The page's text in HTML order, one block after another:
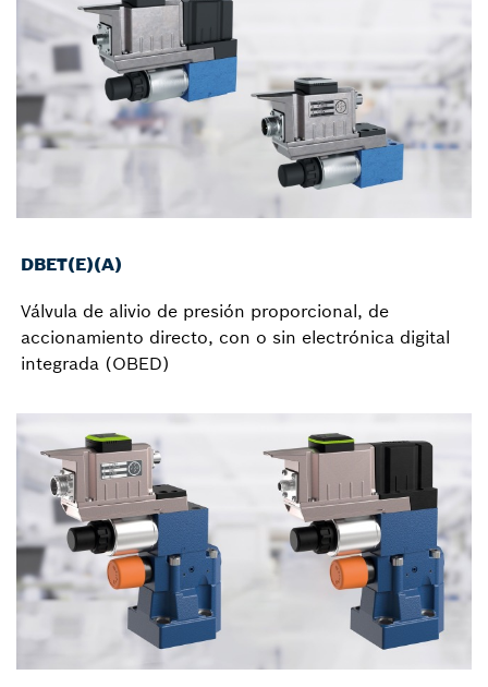
DBET(E)(A)
Válvula de alivio de presión proporcional, de
accionamiento directo, con o sin electrónica digital
integrada (OBED)